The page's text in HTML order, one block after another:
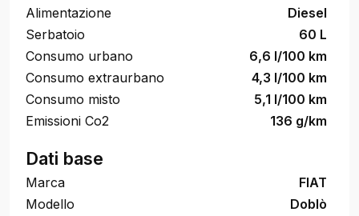
Alimentazione
Diesel
Serbatoio
60 L
Consumo urbano
6,6 l/100 km
Consumo extraurbano
4,3 l/100 km
Consumo misto
5,1 l/100 km
Emissioni Co2
136 g/km
Dati base
Marca
FIAT
Modello
Doblò